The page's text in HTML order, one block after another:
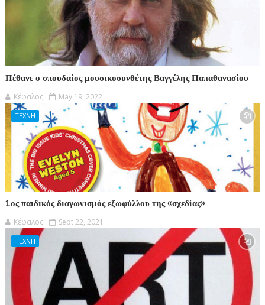
Πέθανε ο σπουδαίος μουσικοσυνθέτης Βαγγέλης Παπαθανασίου
Κέφαλος May 19, 2022
ΤΕΧΝΗ
1ος παιδικός διαγωνισμός εξωφύλλου της «σχεδίας»
Κέφαλος Sept 22, 2021
ΤΕΧΝΗ